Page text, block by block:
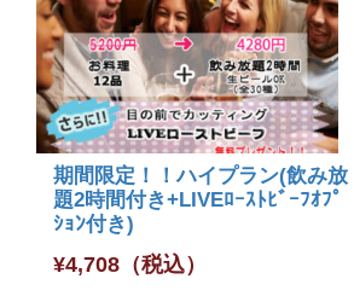
期間限定！！ハイプラン(飲み放
題2時間付き+LIVEﾛｰｽﾄﾋﾞｰﾌｵﾌﾟ
ｼｮﾝ付き)
¥4,708 （税込）